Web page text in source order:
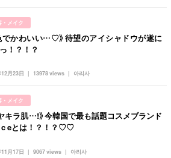
ー
コスメ
韓国メイク
twice 人気
・メイク
月23日 아리사
13978 views
でかわいい…♡》待望のアイシャドウが遂に
！？！？
・メイク
月17日 아리사
9067 views
キラ肌…!》今韓国で最も話題コスメブランド
c eとは！？！？♡♡